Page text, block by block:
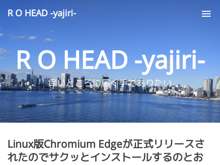
R O HEAD -yajiri-
R O HEAD -yajiri-
痒いところに届く手でありたい
Linux版Chromium Edgeが正式リリースさ
れたのでサクッとインストールするのとお